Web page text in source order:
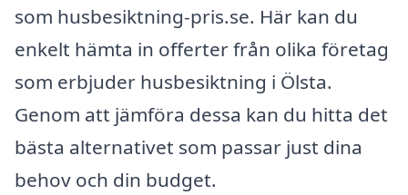
som husbesiktning-pris.se. Här kan du
enkelt hämta in offerter från olika företag
som erbjuder husbesiktning i Ölsta.
Genom att jämföra dessa kan du hitta det
bästa alternativet som passar just dina
behov och din budget.